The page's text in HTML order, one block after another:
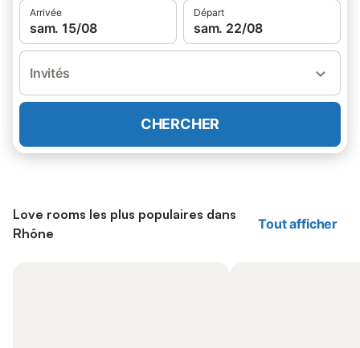
Arrivée
sam. 15/08
Départ
sam. 22/08
Invités
CHERCHER
Love rooms les plus populaires dans
Rhône
Tout afficher